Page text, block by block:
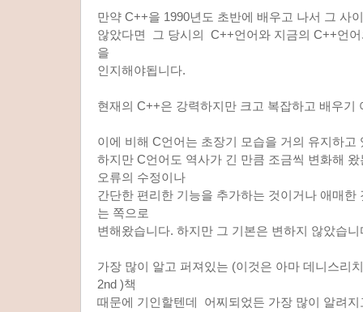
만약 C++을 1990년도 초반에 배우고 나서 그 사
않았다면 그 당시의 C++언어와 지금의 C++언
을
인지해야됩니다.
현재의 C++은 강력하지만 크고 복잡하고 배우기
이에 비해 C언어는 초장기 모습을 거의 유지하고
하지만 C언어도 역사가 긴 만큼 조금씩 변화해
오류의 수정이나
간단한 편리한 기능을 추가하는 것이거나 애매한
는 쪽으로
변해왔습니다. 하지만 그 기본은 변하지 않았습니
가장 많이 알고 퍼져있는 (이것은 아마 데니스리
2nd )책
때문에 기인할텐데 어찌되었든 가장 많이 알려